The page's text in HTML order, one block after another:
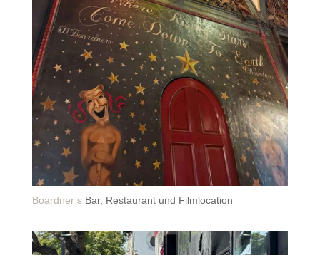
Boardner’sBar, Restaurant und Filmlocation